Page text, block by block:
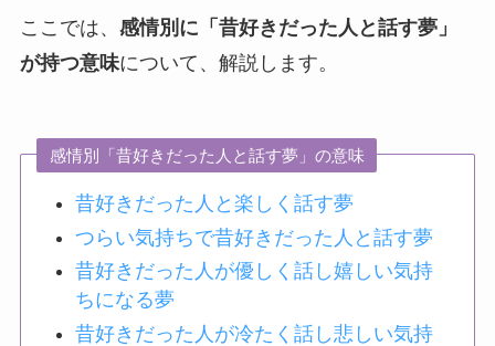
ここでは、 感情別に「昔好きだった人と話す夢」
が持つ意味について、解説します。
感情別「昔好きだった人と話す夢」の意味
昔好きだった人と楽しく話す夢
つらい気持ちで昔好きだった人と話す夢
昔好きだった人が優しく話し嬉しい気持
ちになる夢
昔好きだった人が冷たく話し悲しい気持